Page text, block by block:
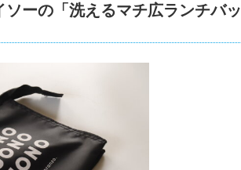
ーの「洗えるマチ広ランチバッ